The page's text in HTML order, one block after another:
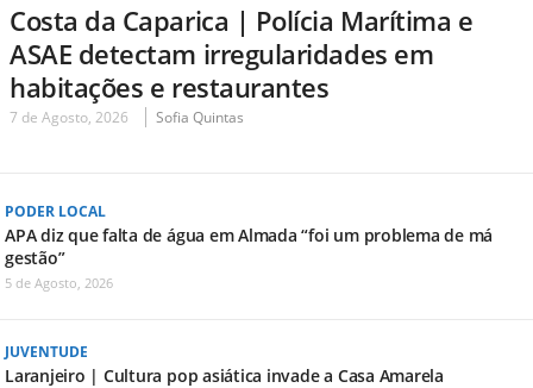
Costa da Caparica | Polícia Marítima e
ASAE detectam irregularidades em
habitações e restaurantes
7 de Agosto, 2026 Sofia Quintas
PODER LOCAL
APA diz que falta de água em Almada “foi um problema de má
gestão”
5 de Agosto, 2026
JUVENTUDE
Laranjeiro | Cultura pop asiática invade a Casa Amarela